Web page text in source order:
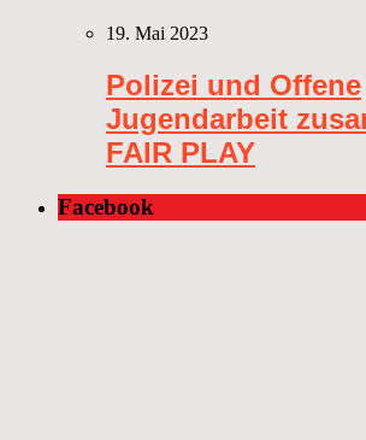
19. Mai 2023
Polizei und Offene
Jugendarbeit
FAIR PLAY
Facebook